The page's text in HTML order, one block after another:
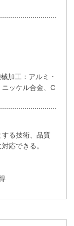
加工：アルミ・
ッケル合金、C
る技術、品質
応できる。